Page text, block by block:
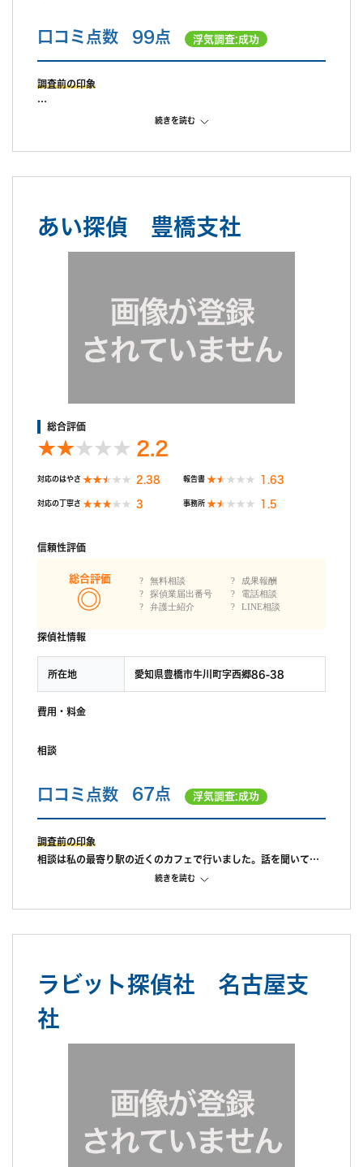
口コミ点数 99点 浮気調査:成功
調査前の印象
により急に変更となったが近場だったからか対応してくれた。
た。
営業をかけてきたのでそこも不信感があった。
続きを読む
あい探偵 豊橋支社
総合評価
2.2
対応のはやさ 2.38 報告書 1.63
対応の丁寧さ 3 事務所 1.5
信頼性評価
総合評価
無料相談
探偵業届出番号
弁護士紹介
成果報酬
電話相談
LINE相談
探偵社情報
所在地 愛知県豊橋市牛川町字西郷86-38
費用・料金
相談
口コミ点数 67点 浮気調査:成功
調査前の印象
相談は私の最寄り駅の近くのカフェで行いました。話を聞いてい
ただけましたが他の探偵の見積もとると言ったら早めに調査に入
です。
た。
写真はきれいに取れていました。弁護士による不貞の見解も複数
続きを読む
ラビット探偵社 名古屋支
社